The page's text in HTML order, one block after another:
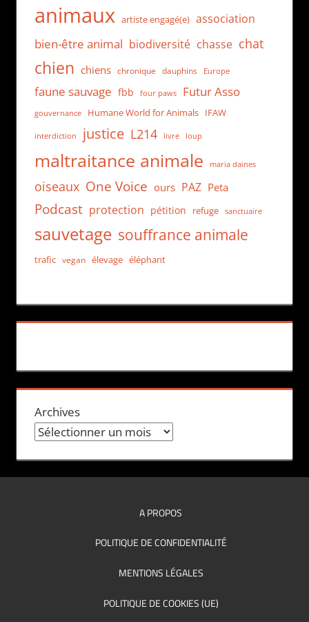
animaux artiste engagé(e) association
bien-être animal biodiversité chasse chat
chien chiens chronique dauphins Europe
faune sauvage fbb four paws Futur Asso
gouvernance Humane World for Animals IFAW
interdiction justice L214 livre loup
maltraitance animale maria daines
oiseaux One Voice ours PAZ Peta
Podcast protection pétition refuge sanctuaire
sauvetage souffrance animale
trafic vegan élevage éléphant
Archives
A PROPOS
POLITIQUE DE CONFIDENTIALITÉ
MENTIONS LÉGALES
POLITIQUE DE COOKIES (UE)